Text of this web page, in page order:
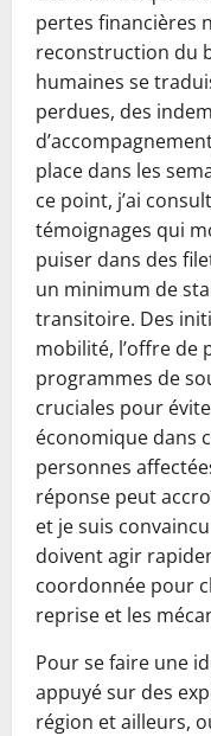
pertes financières
reconstruction du
humaines se
perdues, des
place dans les
ce point, j’ai
témoignages qui
puiser dans des
un minimum de
transitoire. Des
mobilité, l’offre
programmes de
cruciales pour
économique dans
personnes
réponse peut
et je suis
doivent agir
coordonnée pour
reprise et les
Pour se faire une
appuyé sur des
région et ailleurs,